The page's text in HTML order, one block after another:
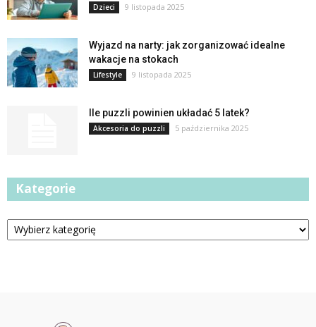
Dzieci 9 listopada 2025
Wyjazd na narty: jak zorganizować idealne
wakacje na stokach
Lifestyle 9 listopada 2025
Ile puzzli powinien układać 5 latek?
Akcesoria do puzzli 5 października 2025
Kategorie
Kategorie